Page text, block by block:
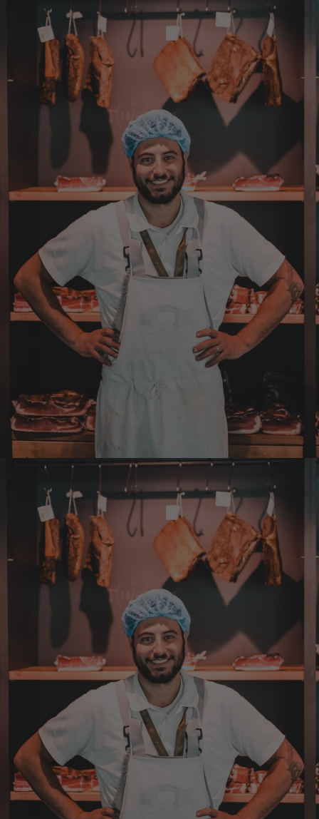
Wolfgang
Verifizierter Kunde
Qualität, Geschmack die Lieferung und die
Verpackung, alles super. Bei kleinen
Problemen wurde sofort geholfen. Hier kann
man ohne bedenken bestellen.
Verifizierter Kunde
Sehr gute Produkte und auch eine schnelle
Lieferung. Produkte auch lange haltbar.
Verifizierter Kunde
Die Ware wurde sehr schnell geliefert und ich
habe sie dann auch gleich probiert und es ist
natürlich ein wunderbarer Geschmack aus
Tirol und ich bin froh, dass sie so eine gute
Qualität liefert
Christa
Der Schinken schmeckt sehr gut durch die
Bergkräuter. Ich würde mir wünschen
einzelne Teile zu bestellen. Meistens sind es
Pakete. Bin Rentnerin und brauche nicht so
viel.
7.8.2026
Alle Bewertungen Lesen